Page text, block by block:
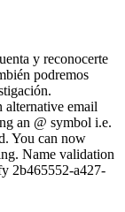
y reconocerte
podremos
alternative email
an @ symbol i.e.
You can now
Name validation
2b465552-a427-